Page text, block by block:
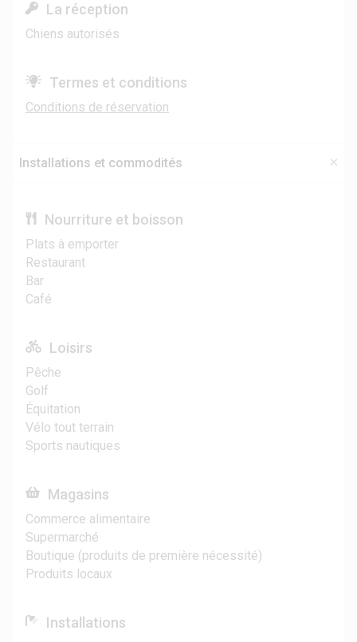
La réception
Chiens autorisés
Termes et conditions
Conditions de réservation
Installations et commodités
Nourriture et boisson
Plats à emporter
Restaurant
Bar
Café
Loisirs
Pêche
Golf
Équitation
Vélo tout terrain
Sports nautiques
Magasins
Commerce alimentaire
Supermarché
Boutique (produits de première nécessité)
Produits locaux
Installations